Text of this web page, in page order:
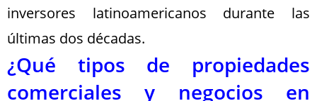
inversores latinoamericanos durante las
últimas dos décadas.
¿Qué tipos de propiedades
comerciales y negocios en